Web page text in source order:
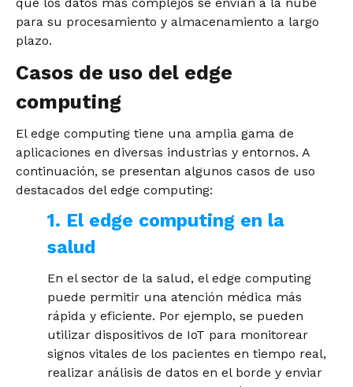
para su procesamiento y almacenamiento a largo
plazo.
Casos de uso del edge
computing
El edge computing tiene una amplia gama de
aplicaciones en diversas industrias y entornos. A
continuación, se presentan algunos casos de uso
destacados del edge computing:
1. El edge computing en la
salud
En el sector de la salud, el edge computing
puede permitir una atención médica más
rápida y eficiente. Por ejemplo, se pueden
utilizar dispositivos de IoT para monitorear
signos vitales de los pacientes en tiempo real,
realizar análisis de datos en el borde y enviar